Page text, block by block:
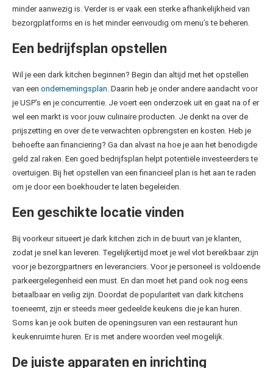
minder aanwezig is. Verder is er vaak een sterke afhankelijkheid van
bezorgplatforms en is het minder eenvoudig om menu’s te beheren.
Een bedrijfsplan opstellen
Wil je een dark kitchen beginnen? Begin dan altijd met het opstellen
van een ondernemingsplan . Daarin heb je onder andere aandacht voor
je USP’s en je concurrentie. Je voert een onderzoek uit en gaat na of er
wel een markt is voor jouw culinaire producten. Je denkt na over de
prijszetting en over de te verwachten opbrengsten en kosten. Heb je
behoefte aan financiering? Ga dan alvast na hoe je aan het benodigde
geld zal raken. Een goed bedrijfsplan helpt potentiële investeerders te
overtuigen. Bij het opstellen van een financieel plan is het aan te raden
om je door een boekhouder te laten begeleiden.
Een geschikte locatie vinden
Bij voorkeur situeert je dark kitchen zich in de buurt van je klanten,
zodat je snel kan leveren. Tegelijkertijd moet je wel vlot bereikbaar zijn
voor je bezorgpartners en leveranciers. Voor je personeel is voldoende
parkeergelegenheid een must. En dan moet het pand ook nog eens
betaalbaar en veilig zijn. Doordat de populariteit van dark kitchens
toeneemt, zijn er steeds meer gedeelde keukens die je kan huren.
Soms kan je ook buiten de openingsuren van een restaurant hun
keukenruimte huren. Er is met andere woorden veel mogelijk.
De juiste apparaten en inrichting